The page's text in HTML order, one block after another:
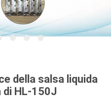
della salsa liquida
HL-150J